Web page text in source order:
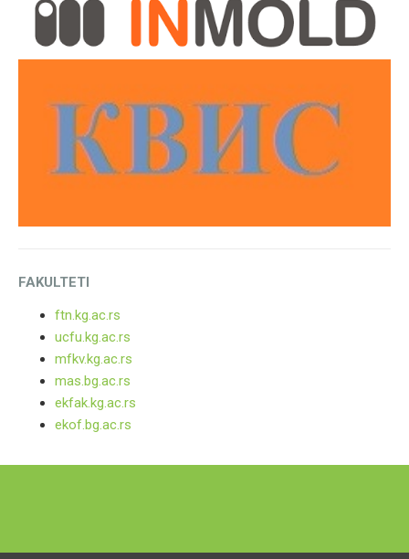
FAKULTETI
ftn.kg.ac.rs
ucfu.kg.ac.rs
mfkv.kg.ac.rs
mas.bg.ac.rs
ekfak.kg.ac.rs
ekof.bg.ac.rs